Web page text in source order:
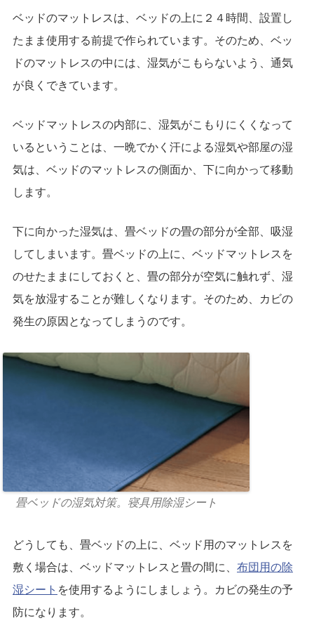
ベッドのマットレスは、ベッドの上に２４時間、設置し
たまま使用する前提で作られています。そのため、ベッ
ドのマットレスの中には、湿気がこもらないよう、通気
が良くできています。
ベッドマットレスの内部に、湿気がこもりにくくなって
いるということは、一晩でかく汗による湿気や部屋の湿
気は、ベッドのマットレスの側面か、下に向かって移動
します。
下に向かった湿気は、畳ベッドの畳の部分が全部、吸湿
してしまいます。畳ベッドの上に、ベッドマットレスを
のせたままにしておくと、畳の部分が空気に触れず、湿
気を放湿することが難しくなります。そのため、カビの
発生の原因となってしまうのです。
畳ベッドの湿気対策。寝具用除湿シート
どうしても、畳ベッドの上に、ベッド用のマットレスを
敷く場合は、ベッドマットレスと畳の間に、 布団用の除
湿シート を使用するようにしましょう。カビの発生の予
防になります。